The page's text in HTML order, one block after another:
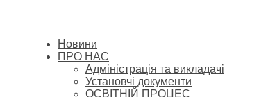
Новини
ПРО НАС
Адміністрація та викладачі
Установчі документи
ОСВІТНІЙ ПРОЦЕС